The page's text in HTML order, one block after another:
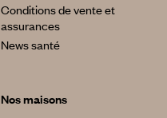
Conditions de vente et
assurances
News santé
Nos maisons